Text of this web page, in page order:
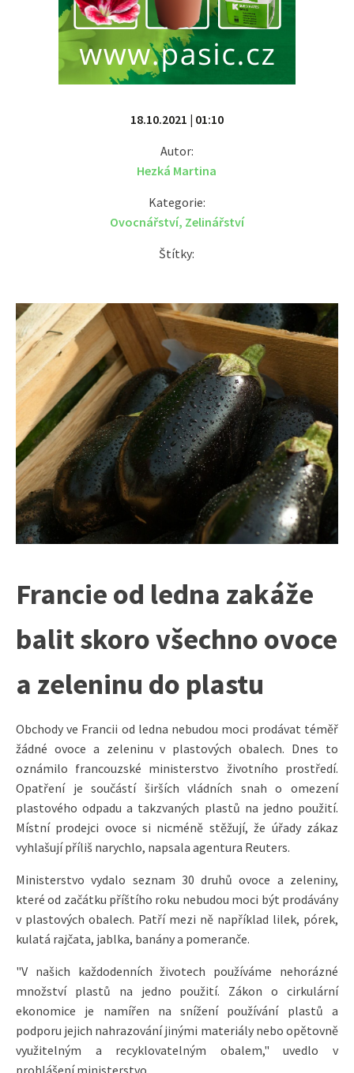
18.10.2021 | 01:10
Autor:
Hezká Martina
Kategorie:
Ovocnářství, Zelinářství
Štítky:
Francie od ledna zakáže
balit skoro všechno ovoce
a zeleninu do plastu
Obchody ve Francii od ledna nebudou moci prodávat téměř
žádné ovoce a zeleninu v plastových obalech. Dnes to
oznámilo francouzské ministerstvo životního prostředí.
Opatření je součástí širších vládních snah o omezení
plastového odpadu a takzvaných plastů na jedno použití.
Místní prodejci ovoce si nicméně stěžují, že úřady zákaz
vyhlašují příliš narychlo, napsala agentura Reuters.
Ministerstvo vydalo seznam 30 druhů ovoce a zeleniny,
které od začátku příštího roku nebudou moci být prodávány
v plastových obalech. Patří mezi ně například lilek, pórek,
kulatá rajčata, jablka, banány a pomeranče.
"V našich každodenních životech používáme nehorázné
množství plastů na jedno použití. Zákon o cirkulární
ekonomice je namířen na snížení používání plastů a
podporu jejich nahrazování jinými materiály nebo opětovně
využitelným a recyklovatelným obalem," uvedlo v